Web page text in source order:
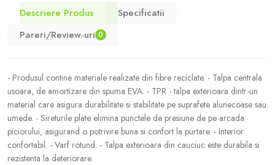
Descriere Produs
Specificatii
Pareri/Review-uri 0
- Produsul contine materiale realizate din fibre reciclate. - Talpa centrala
usoara, de amortizare din spuma EVA. - TPR - talpa exterioara dintr-un
material care asigura durabilitate si stabilitate pe suprafete alunecoase sau
umede. - Sireturile plate elimina punctele de presiune de pe arcada
piciorului, asigurand o potrivire buna si confort la purtare. - Interior
confortabil. - Varf rotund. - Talpa exterioara din cauciuc este durabila si
rezistenta la deteriorare.